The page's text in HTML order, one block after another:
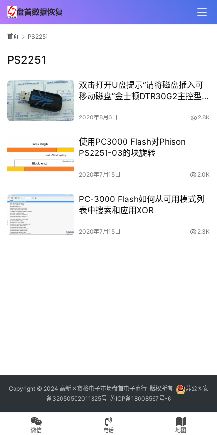
首页 PS2251
PS2251
双击打开U盘提示“请将磁盘插入可
移动磁盘”金士顿DTR30G2主控型
2020年8月6日 2.8K
使用PC3000 Flash对Phison
PS2251-03的块旋转
2020年7月15日 2.0K
PC-3000 Flash如何从可用模式列
表中搜索和应用XOR
2020年7月15日 2.3K
Copyright © 2024 高新区赛格电子市场盘首电子商行 版权所有
苏公网安
备32050502011825号 苏ICP备18008567号-6
微信 电话 地图